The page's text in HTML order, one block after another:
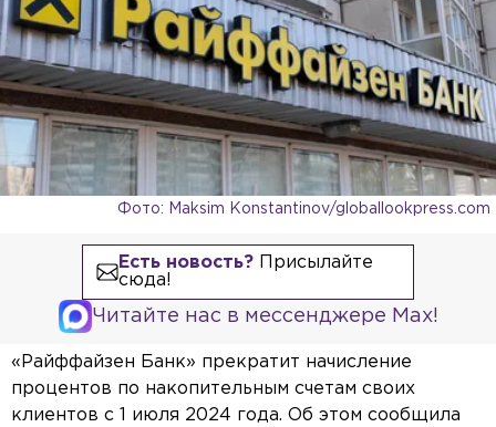
Фото: Maksim Konstantinov/globallookpress.com
Есть новость?Присылайте
сюда!
Читайте нас в мессенджере Max!
«Райффайзен Банк» прекратит начисление
процентов по накопительным счетам своих
клиентов с 1 июля 2024 года. Об этом сообщила